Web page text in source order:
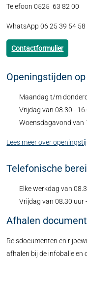
Telefoon 0525 63 82 00
WhatsApp 06 25 39 54 58
Contactformulier
Openingstijden
Maandag t/m
Vrijdag van 08.30 -
Woensdagavond van
Lees meer over
Telefonische
Elke werkdag van
Vrijdag van 08.30 uur
Afhalen
Reisdocumenten en
afhalen bij de infobalie en